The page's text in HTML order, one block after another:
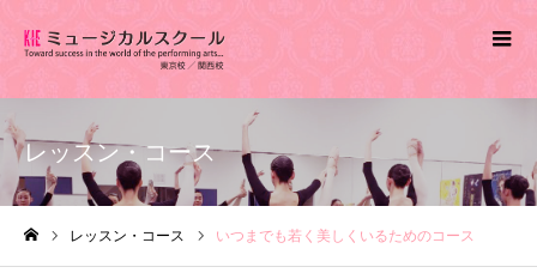
レッスン・コース
レッスン・コース いつまでも若く美しくいるためのコース